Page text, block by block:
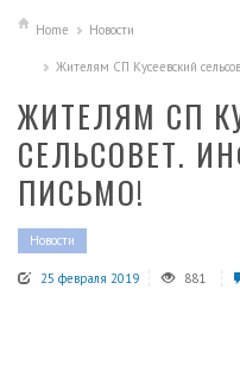
Home Новости
Жителям СП Кусеевский
ЖИТЕЛЯМ СП
СЕЛЬСОВЕТ.
ПИСЬМО!
Новости
25 февраля 2019 881